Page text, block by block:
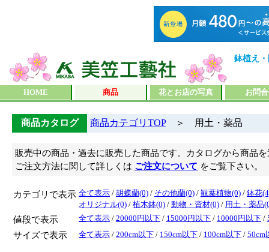
鉢植え
HOME 商品 花とお店の写真 お問
商品カタログ 商品カテゴリTOP＞ 用土・薬品
販売中の商品・過去に販売した商品です。カタログから商品
ご注文方法に関して詳しくは ご注文について をご覧下さい。
カテゴリで表示 全て表示 / 胡蝶蘭(0) / その他蘭(0) / 観葉植物(0) / 鉢花
オリジナル(0) / 植木鉢(0) / 動物・資材(0) / 用土・薬品
値段で表示 全て表示 / 20000円以下 / 15000円以下 / 10000円以下 /
サイズで表示 全て表示 / 200cm以下 / 150cm以下 / 100cm以下 / 50cm